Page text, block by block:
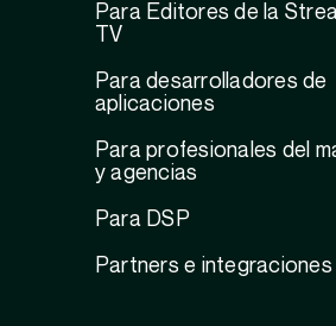
Para Editores de la
TV
Para desarrolladores de
aplicaciones
Para profesionales del
y agencias
Para DSP
Partners e integraciones